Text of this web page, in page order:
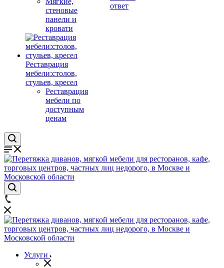
стеновые
панели и
кровати
Реставрация
мебели:столов,
стульев, кресел
Реставрация
мебели по
доступным
ценам
ответ
Услуги